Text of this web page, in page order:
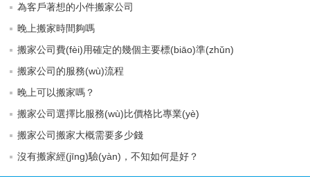
為客戶著想的小件搬家公司
晚上搬家時間夠嗎
搬家公司費(fèi)用確定的幾個主要標(biāo)準(zhǔn)
搬家公司的服務(wù)流程
晚上可以搬家嗎？
搬家公司選擇比服務(wù)比價格比專業(yè)
搬家公司搬家大概需要多少錢
沒有搬家經(jīng)驗(yàn)，不知如何是好？